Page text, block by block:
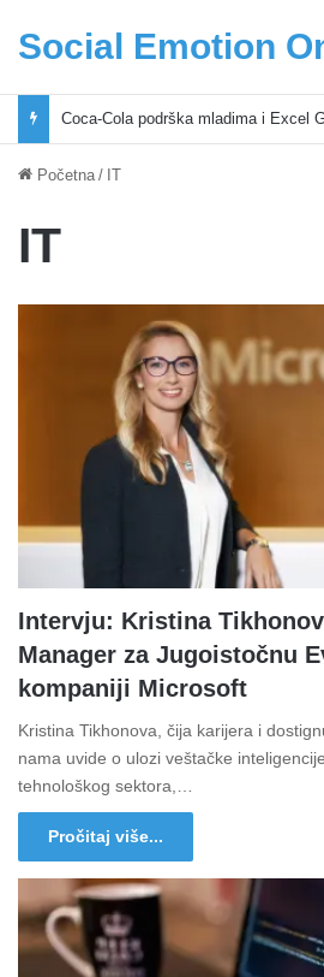
Social Emotion
Početna / IT
IT
Intervju: Kristina
Manager za Jugoistočnu
kompaniji Microsoft
Kristina Tikhonova, čija karijera i
nama uvide o ulozi veštačke
tehnološkog sektora,…
Pročitaj više...